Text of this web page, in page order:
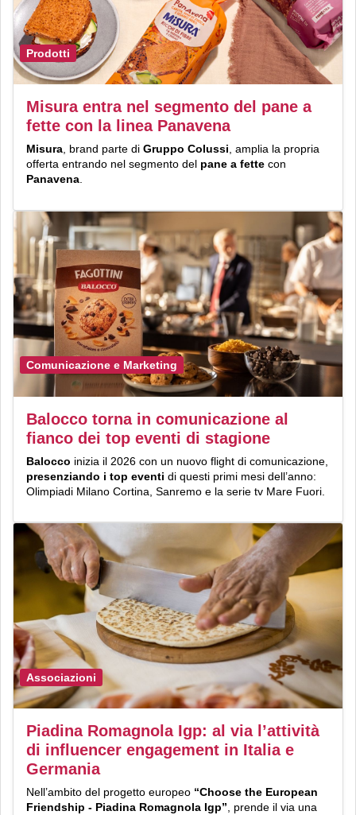
Prodotti
Misura entra nel segmento del pane a
fette con la linea Panavena
Misura , brand parte di Gruppo Colussi , amplia la propria
offerta entrando nel segmento del pane a fette con
Panavena
Comunicazione e Marketing
Balocco torna in comunicazione al
fianco dei top eventi di stagione
Balocco inizia il 2026 con un nuovo flight di comunicazione,
presenziando i top eventi di questi primi mesi dell’anno:
Olimpiadi Milano Cortina, Sanremo e la serie tv Mare Fuori.
Associazioni
Piadina Romagnola Igp: al via l’attività
di influencer engagement in Italia e
Germania
Nell’ambito del progetto europeo “Choose the European
Friendship - Piadina Romagnola Igp”, prende il via una